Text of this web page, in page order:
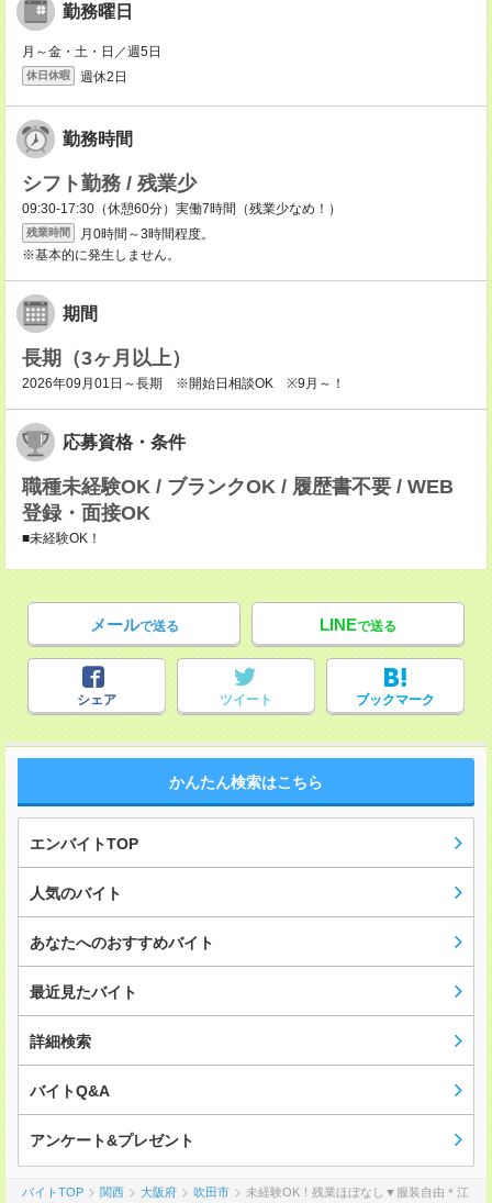
勤務曜日
月～金・土・日／週5日
休日休暇 週休2日
勤務時間
シフト勤務 / 残業少
09:30-17:30（休憩60分）実働7時間（残業少なめ！）
残業時間
月0時間～3時間程度。
※基本的に発生しません。
期間
長期（3ヶ月以上）
2026年09月01日～長期 ※開始日相談OK ※9月～！
応募資格・条件
職種未経験OK / ブランクOK / 履歴書不要 / WEB
登録・面接OK
■未経験OK！
メールで送る LINEで送る
シェア ツイート ブックマーク
かんたん検索はこちら
エンバイトTOP
人気のバイト
あなたへのおすすめバイト
最近見たバイト
詳細検索
バイトQ&A
アンケート&プレゼント
バイトTOP 関西 大阪府 吹田市 未経験OK！残業ほぼなし▼服装自由＊江